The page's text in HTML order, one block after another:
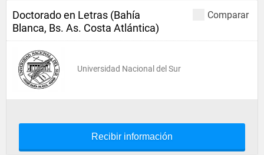
Comparar
Doctorado en Letras (Bahía
Blanca, Bs. As. Costa Atlántica)
Universidad Nacional del Sur
Recibir información